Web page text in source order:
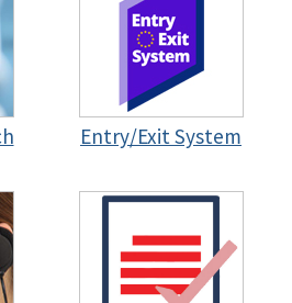
Entry/Exit System